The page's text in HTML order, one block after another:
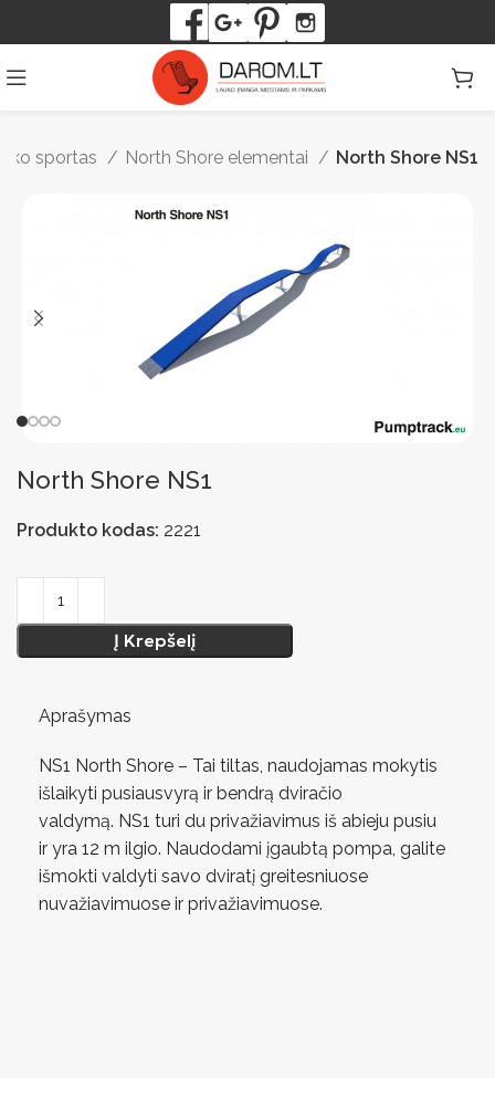
sportas North Shore elementai North Shore NS1
North Shore NS1
Produkto kodas: 2221
Į Krepšelį
Aprašymas
NS1 North Shore – Tai tiltas, naudojamas mokytis
išlaikyti pusiausvyrą ir bendrą dviračio
valdymą. NS1 turi du privažiavimus iš abieju pusiu
ir yra 12 m ilgio. Naudodami įgaubtą pompa, galite
išmokti valdyti savo dviratį greitesniuose
nuvažiavimuose ir privažiavimuose.